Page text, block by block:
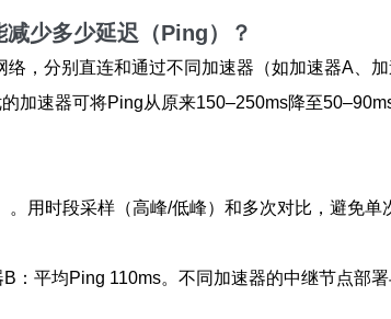
减少多少延迟（Ping）？
，分别直连和通过不同加速器（如加速器A、
加速器可将Ping从原来150–250ms降至
用时段采样（高峰/低峰）和多次对比，避免单
平均Ping 110ms。不同加速器的中继节点部署